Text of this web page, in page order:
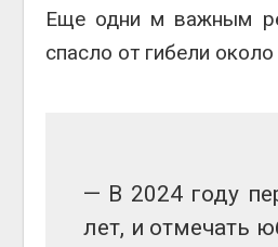
Еще одни м важным
спасло от гибели
— В 2024 году
лет, и отмечать